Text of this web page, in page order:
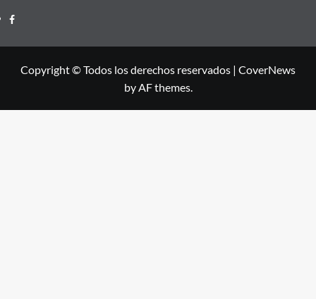
Facebook
Copyright © Todos los derechos reservados | CoverNews
by AF themes.